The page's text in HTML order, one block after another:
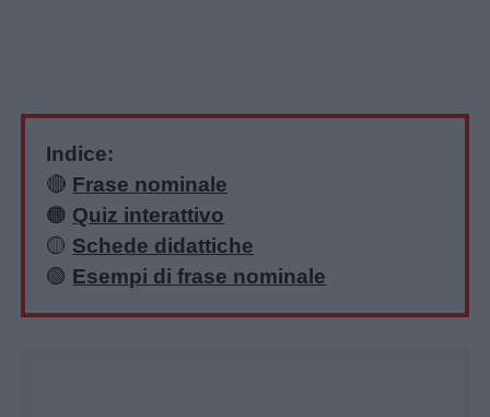
Indice:
🔴 Frase nominale
🟠 Quiz interattivo
🟡 Schede didattiche
🟢 Esempi di frase nominale